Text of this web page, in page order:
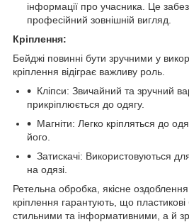
інформації про учасника. Це
професійний зовнішній вигляд.
Кріплення:
Бейджі повинні бути зручними у
кріплення відіграє важливу роль.
Кліпси: Звичайний та зручний
прикріплюється до одягу.
Магніти: Легко кріпляться до
його.
Затискачі: Використовуються
на одязі.
Ретельна обробка, якісне
кріплення гарантують, що
стильними та інформативними, а й